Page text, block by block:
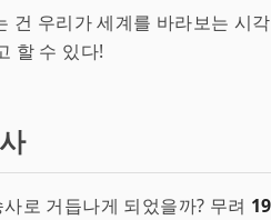
건 우리가 세계를 바라보는 시
할 수 있다!
로 거듭나게 되었을까? 무려